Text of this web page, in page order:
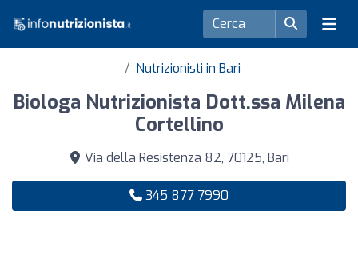
Nutrizionisti in Bari
Biologa Nutrizionista Dott.ssa Milena
Cortellino
Via della Resistenza 82, 70125, Bari
345 877 7990